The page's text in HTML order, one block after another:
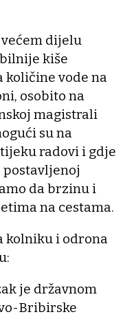
dijelu
kiše
količine vode na
osobito na
magistrali
su na
radovi i gdje
da brzinu i
na cestama.
kolniku i odrona
je državnom
Bribirske